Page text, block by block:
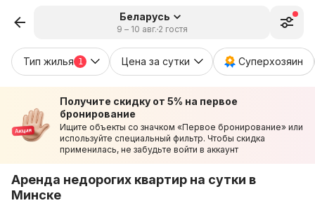
Беларусь
9 – 10 авг.2 гостя
Тип жилья 1 Цена за сутки Суперхозяин
Получите скидку от 5% на первое
бронирование
Ищите объекты со значком «Первое бронирование» или
используйте специальный фильтр. Чтобы скидка
применилась, не забудьте войти в аккаунт
Аренда недорогих квартир на сутки в
Минске